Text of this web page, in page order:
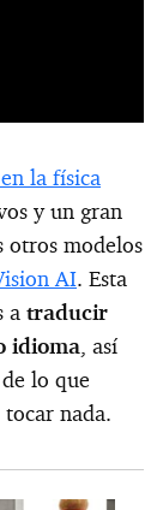
la física
y un gran
otros modelos
AI. Esta
a traducir
idioma, así
lo que
nada.